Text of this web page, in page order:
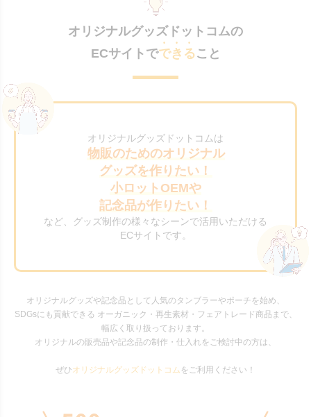
オリジナルグッズドットコムの
ECサイトでできること
オリジナルグッズドットコムは
物販のためのオリジナル
グッズを作りたい！
小ロットOEMや
記念品が作りたい！
など、グッズ制作の様々なシーンで活用いただける
ECサイトです。
オリジナルグッズや記念品として人気のタンブラーやポーチを始め、
SDGsにも貢献できる オーガニック・再生素材・フェアトレード商品まで、
幅広く取り扱っております。
オリジナルの販売品や記念品の制作・仕入れをご検討中の方は、
ぜひオリジナルグッズドットコム をご利用ください！